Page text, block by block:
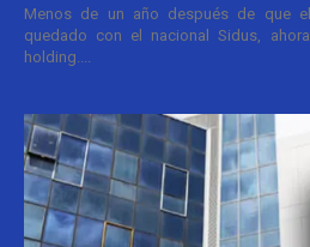
Menos de un año después de que
quedado con el nacional Sidus,
holding....